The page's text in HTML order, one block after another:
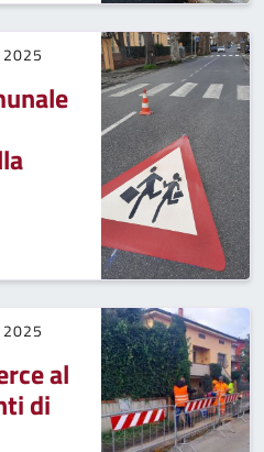
2025
IN CORSO OPERE DI
2025
al
di